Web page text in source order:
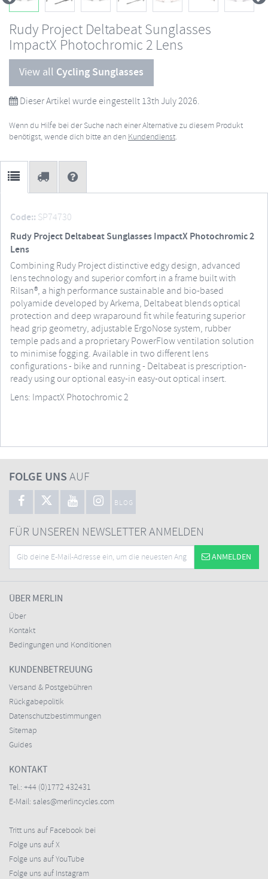
Rudy Project Deltabeat Sunglasses
ImpactX Photochromic 2 Lens
View all Cycling Sunglasses
Dieser Artikel wurde eingestellt 13th July 2026.
Wenn du Hilfe bei der Suche nach einer Alternative zu diesem Produkt
benötigst, wende dich bitte an denKundendienst.
Code:: SP74730
Rudy Project Deltabeat Sunglasses ImpactX Photochromic 2
Lens
Combining Rudy Project distinctive edgy design, advanced
lens technology and superior comfort in a frame built with
Rilsan®, a high performance sustainable and bio-based
polyamide developed by Arkema, Deltabeat blends optical
protection and deep wraparound fit while featuring superior
head grip geometry, adjustable ErgoNose system, rubber
temple pads and a proprietary PowerFlow ventilation solution
to minimise fogging. Available in two different lens
configurations - bike and running - Deltabeat is prescription-
ready using our optional easy-in easy-out optical insert.
Lens: ImpactX Photochromic 2
FOLGE UNSAUF
BLOG
FÜR UNSEREN NEWSLETTER ANMELDEN
ANMELDEN
ÜBER MERLIN
Über
Kontakt
Bedingungen und Konditionen
KUNDENBETREUUNG
Versand & Postgebühren
Rückgabepolitik
Datenschutzbestimmungen
Sitemap
Guides
KONTAKT
Tel.: +44 (0)1772 432431
E-Mail: sales@merlincycles.com
Tritt uns auf Facebook bei
Folge uns auf X
Folge uns auf YouTube
Folge uns auf Instagram